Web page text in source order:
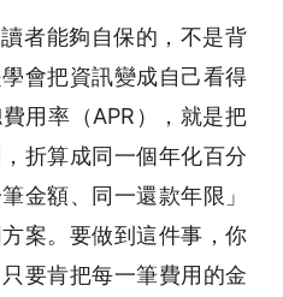
者能夠自保的，不是背
會把資訊變成自己看得
用率（APR），就是把
折算成同一個年化百分
金額、同一還款年限」
案。要做到這件事，你
要肯把每一筆費用的金